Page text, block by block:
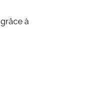
à